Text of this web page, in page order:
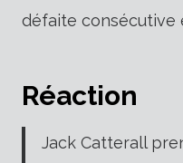
défaite consécutive
Réaction
Jack Catterall